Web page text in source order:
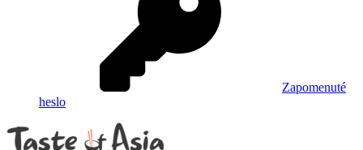
Zapomenuté
heslo